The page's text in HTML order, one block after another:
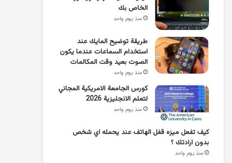
الخاص بك
منذ يوم واحد
طريقة توضيح المايك عند
استخدام السماعات عندما يكون
الصوت بعيد وقت المكالمات
منذ يوم واحد
كورس الجامعة الامريكية المجاني
لتعلم الانجليزية 2026
منذ يوم واحد
كيف تفعل ميزه قفل الهاتف عند يحمله اي شخص
بدون ارادتك ؟
منذ يوم واحد